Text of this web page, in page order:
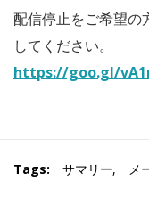
配信停止をご希望の
してください。
https://goo.gl/
Tags: サマリー, メ